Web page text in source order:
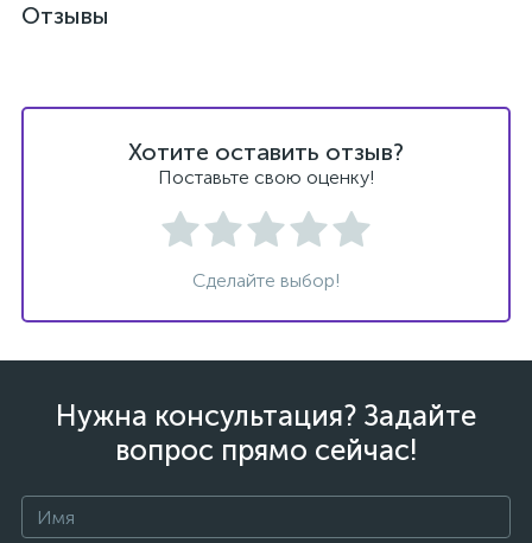
Отзывы
Хотите оставить отзыв?
Поставьте свою оценку!
Сделайте выбор!
Нужна консультация? Задайте
вопрос прямо сейчас!